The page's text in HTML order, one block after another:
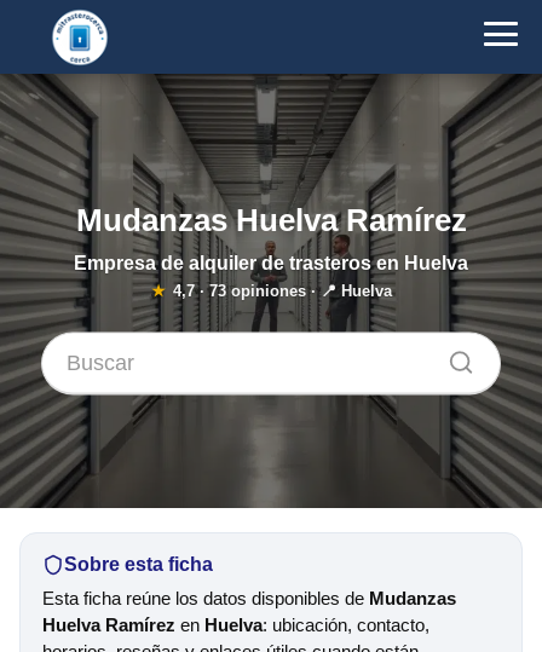
Mudanzas Huelva Ramírez
Empresa de alquiler de trasteros en Huelva
★ 4,7·73opiniones · 📍 Huelva
Sobre esta ficha
Esta ficha reúne los datos disponibles de Mudanzas
Huelva Ramírez en Huelva: ubicación, contacto,